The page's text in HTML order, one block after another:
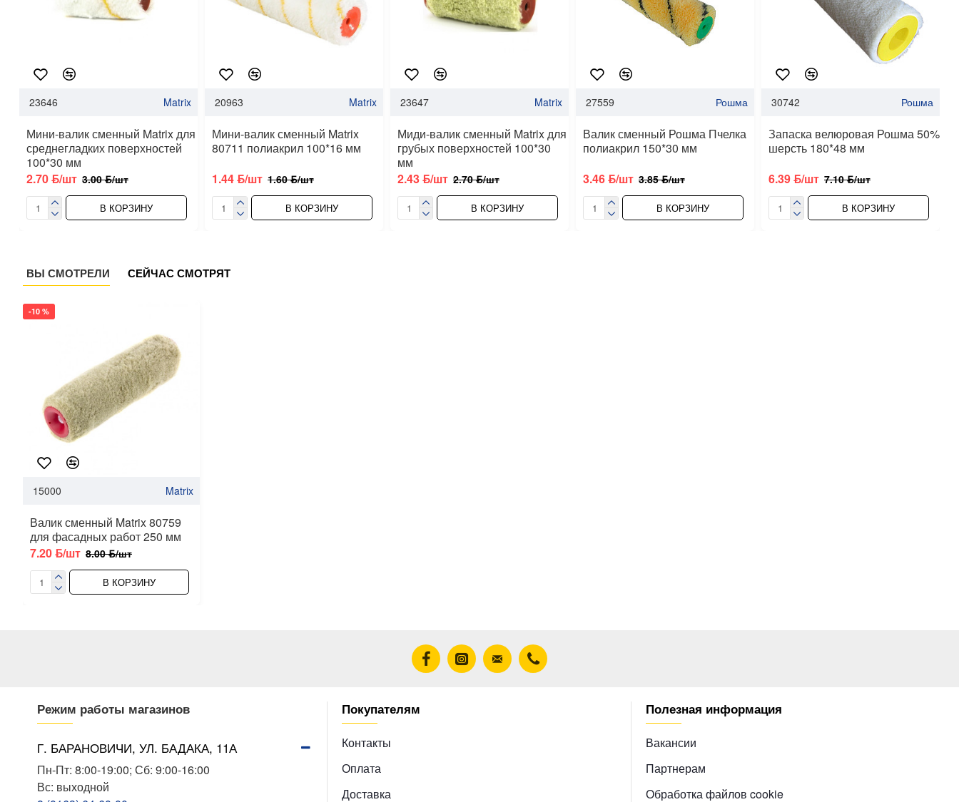
23646 Matrix
Мини-валик сменный Matrix для
среднегладких поверхностей
100*30 мм
2.70 ƃ/шт 3.00 ƃ/шт
В КОРЗИНУ
20963 Matrix
Мини-валик сменный Matrix
80711 полиакрил 100*16 мм
1.44 ƃ/шт 1.60 ƃ/шт
В КОРЗИНУ
23647 Matrix
Миди-валик сменный Matrix для
грубых поверхностей 100*30
мм
2.43 ƃ/шт 2.70 ƃ/шт
В КОРЗИНУ
27559 Рошма
Валик сменный Рошма Пчелка
полиакрил 150*30 мм
3.46 ƃ/шт 3.85 ƃ/шт
В КОРЗИНУ
30742 Рошма
Запаска велюровая Рошма 50%
шерсть 180*48 мм
6.39 ƃ/шт 7.10 ƃ/шт
В КОРЗИНУ
ВЫ СМОТРЕЛИ СЕЙЧАС СМОТРЯТ
-10 %
15000 Matrix
Валик сменный Matrix 80759
для фасадных работ 250 мм
7.20 ƃ/шт 8.00 ƃ/шт
В КОРЗИНУ
Режим работы магазинов
Г. БАРАНОВИЧИ, УЛ. БАДАКА, 11А
Пн-Пт: 8:00-19:00; Сб: 9:00-16:00
Вс: выходной
Покупателям
Контакты
Оплата
Доставка
Полезная информация
Вакансии
Партнерам
Обработка файлов cookie